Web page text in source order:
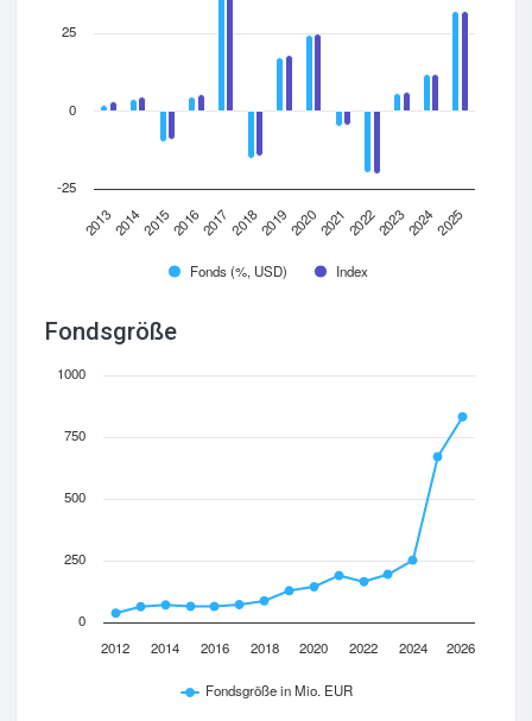
Fonds (%, USD) Index
2013201420152016201720182019202020212022202320242025
-25
0
25
Fondsgröße
Fondsgröße in Mio. EUR
2012 2014 2016 2018 2020 2022 2024 2026
0
250
500
750
1000